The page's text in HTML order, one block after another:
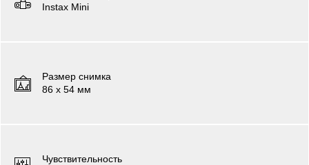
Instax Mini
Размер снимка
86 х 54 мм
Чувствительность